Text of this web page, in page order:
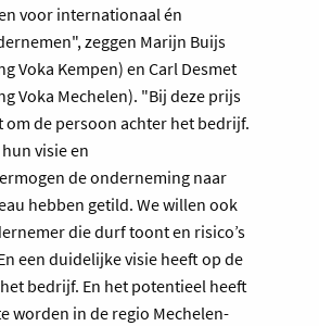
voor internationaal én
zeggen Marijn Buijs
Voka Kempen) en Carl Desmet
Voka Mechelen). "Bij deze prijs
om de persoon achter het bedrijf.
visie en
de onderneming naar
hebben getild. We willen ook
die durf toont en risico’s
een duidelijke visie heeft op de
bedrijf. En het potentieel heeft
worden in de regio Mechelen-